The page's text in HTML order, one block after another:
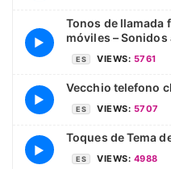
▶
Tonos de llamada
móviles – Sonidos
ES VIEWS: 5761
▶
Vecchio telefono
ES VIEWS: 5707
▶
Toques de Tema
ES VIEWS: 4988